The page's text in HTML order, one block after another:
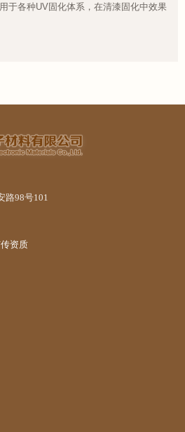
UV固化体系，在清漆固化中效果
资质
路98号101